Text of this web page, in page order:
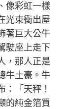
像彩虹一樣
光束衝出屋
著巨大公牛
駛座上走下
，那人正是
牛土豪。牛
：「天秤！
的純金箔買